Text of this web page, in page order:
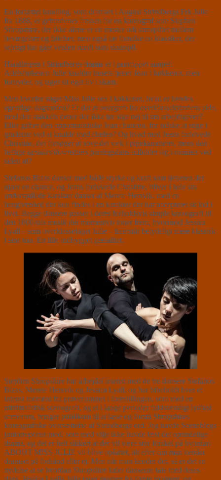
En fortættet handling, som dramaet i August Strindbergs Frk Julie
fra 1888, er gefundenes fressen for en koreograf som Stephen
Shropshire, der ikke alene er en mester udi samspillet mellem
bevægelser og følelser, men også tør fortolke en klassiker, der
sejrrigt har gået verden rundt som skuespil.
Handlingen i Strindbergs drama er i princippet simpel:
Adelsfrøkenen Julie knalder husets tjener Jean i køkkenet, men
fortryder, og tager sit eget liv i skam.
Men hvorfor søger Miss Julie sex i køkkenet, hvad er hendes
egentlige dagsorden? Er det et overgreb fra overklassekvindens side,
mod den stakkels tjener der ikke tør sige nej til sin arbejdsgiver?
Eller griber den opportunistiske Jean chancen, for måske at stige i
graderne ved at knalde med chefen? Og hvad med Jeans forlovede
Christine, der forsøger at sove det væk i pigekammeret, mens den
heftige upstairs/downstairs parringsdans udfolder sig i rummet ved
siden af?
Stefanos Bizas danser med både styrke og kraft som tjeneren der
øjner en chance, og Jeans forlovede Christine, bliver i hele sin
underspillede karakter danset af Merete Hersvik, med en
hengivenhed der kun findes i en karakter der har accepteret sit lod i
livet. Begge dansere passer i deres forholdsvis simple koreografi til
den 1800-tals musik der momentvis toner frem, hvorimod Jessica
Lyall – som overklasseløget Julie – fremstår betydeligt mere klassisk
i sine trin. En lille indbygget genialitet.
Stephen Shropshire har arbejdet intenst med de tre dansere Stefanos
Bizas, Merete Hersvik og Jessica Lyall, og har bibeholdt hver et
intenst moment fra prøverummet i forestillingen, som med en
minimalistisk scenografi, og et i lange perioder fuldstændigt lydløst
scenerum, tvinger publikum til at læse og forstå Shropshires
koreografiske oversættelse af Strindbergs ord. Jeg havde Sceneblogs
juniorreporter med, som med vilje ikke havde læst det oprindelige
drama, og det er helt sikkert at der vil være stor forskel på hvordan
ABOUT MISS JULIE vil blive opfattet, alt efter om man kender
dramaet på forhånd eller ej. Men når man kender det, så er det en
nydelse at se hvordan Shropshire lader danserne tale med deres